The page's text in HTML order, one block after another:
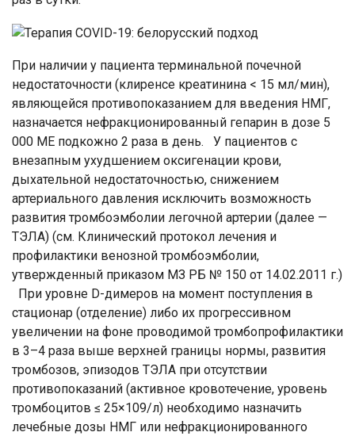
При наличии у пациента терминальной почечной
недостаточности (клиренсе креатинина < 15 мл/мин),
являющейся противопоказанием для введения НМГ,
назначается нефракционированный гепарин в дозе 5
000 МЕ подкожно 2 раза в день. У пациентов с
внезапным ухудшением оксигенации крови,
дыхательной недостаточностью, снижением
артериального давления исключить возможность
развития тромбоэмболии легочной артерии (далее —
ТЭЛА) (см. Клинический протокол лечения и
профилактики венозной тромбоэмболии,
утвержденный приказом МЗ РБ № 150 от 14.02.2011 г.)
При уровне D-димеров на момент поступления в
стационар (отделение) либо их прогрессивном
увеличении на фоне проводимой тромбопрофилактики
в 3–4 раза выше верхней границы нормы, развития
тромбозов, эпизодов ТЭЛА при отсутствии
противопоказаний (активное кровотечение, уровень
тромбоцитов ≤ 25×109/л) необходимо назначить
лечебные дозы НМГ или нефракционированного